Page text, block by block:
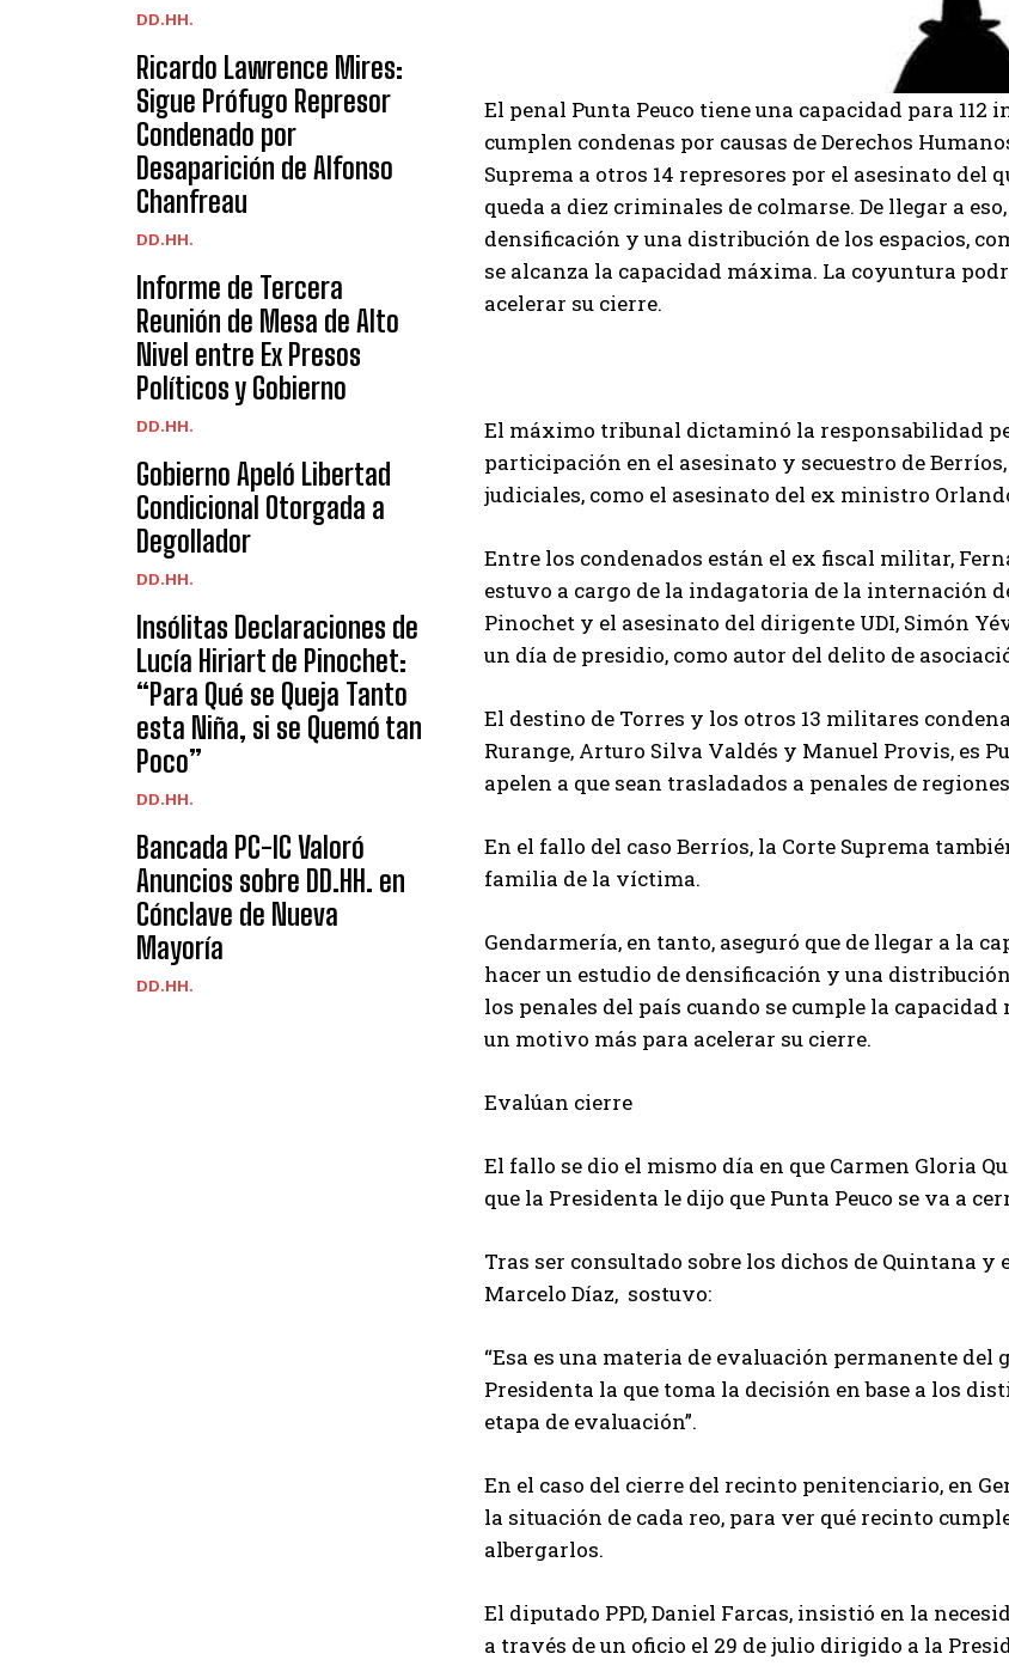
DD.HH.
Ricardo Lawrence Mires:
Sigue Prófugo Represor
Condenado por
Desaparición de Alfonso
Chanfreau
DD.HH.
Informe de Tercera
Reunión de Mesa de Alto
Nivel entre Ex Presos
Políticos y Gobierno
DD.HH.
Gobierno Apeló Libertad
Condicional Otorgada a
Degollador
DD.HH.
Insólitas Declaraciones de
Lucía Hiriart de Pinochet:
“Para Qué se Queja Tanto
esta Niña, si se Quemó tan
Poco”
DD.HH.
Bancada PC-IC Valoró
Anuncios sobre DD.HH. en
Cónclave de Nueva
Mayoría
DD.HH.
El penal Punta Peuco tiene una capacidad para
cumplen condenas por causas de Derechos
Suprema a otros 14 represores por el asesinato del
queda a diez criminales de colmarse. De llegar a
densificación y una distribución de los espacios,
se alcanza la capacidad máxima. La coyuntura
acelerar su cierre.
El máximo tribunal dictaminó la responsabilidad
participación en el asesinato y secuestro de
judiciales, como el asesinato del ex ministro
Entre los condenados están el ex fiscal militar,
estuvo a cargo de la indagatoria de la internación
Pinochet y el asesinato del dirigente UDI, Simón
un día de presidio, como autor del delito de
El destino de Torres y los otros 13 militares
Rurange, Arturo Silva Valdés y Manuel Provis, es
apelen a que sean trasladados a penales de
En el fallo del caso Berríos, la Corte Suprema
familia de la víctima.
Gendarmería, en tanto, aseguró que de llegar a la
hacer un estudio de densificación y una
los penales del país cuando se cumple la
un motivo más para acelerar su cierre.
Evalúan cierre
El fallo se dio el mismo día en que Carmen Gloria
que la Presidenta le dijo que Punta Peuco se va a
Tras ser consultado sobre los dichos de Quintana y
Marcelo Díaz, sostuvo:
“Esa es una materia de evaluación permanente del
Presidenta la que toma la decisión en base a los
etapa de evaluación”.
En el caso del cierre del recinto penitenciario, en
la situación de cada reo, para ver qué recinto
albergarlos.
El diputado PPD, Daniel Farcas, insistió en la
a través de un oficio el 29 de julio dirigido a la